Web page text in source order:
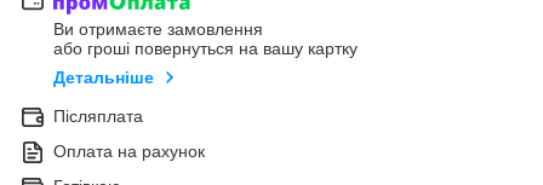
Ви отримаєте замовлення
або гроші повернуться на вашу картку
Детальніше
Післяплата
Оплата на рахунок